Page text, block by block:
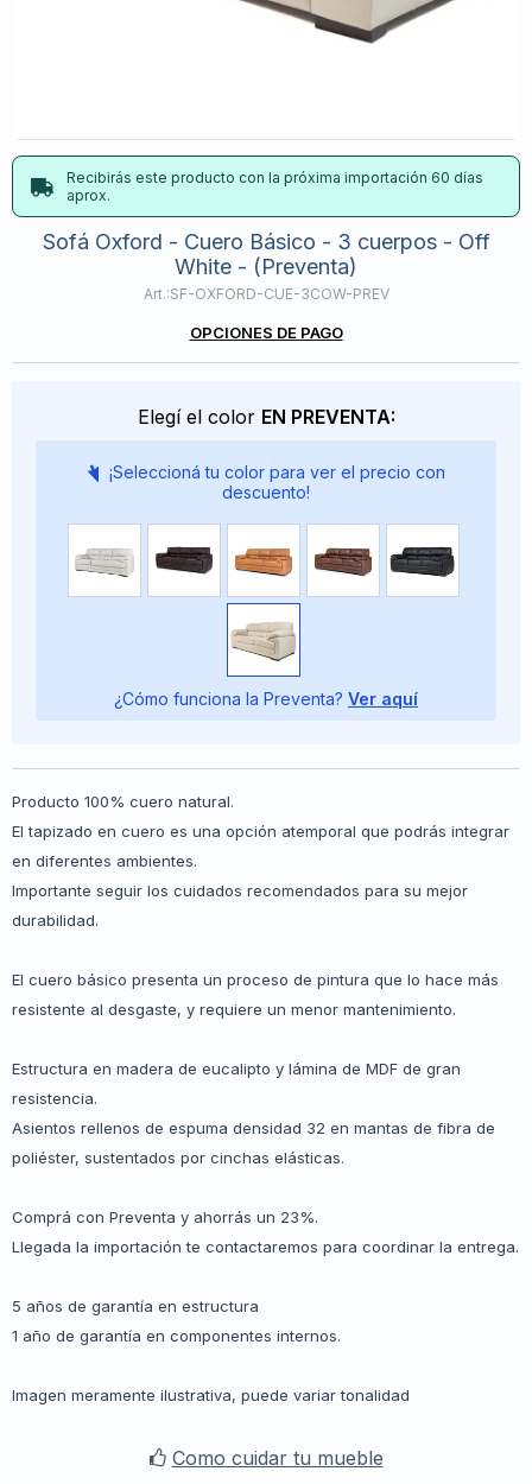
Recibirás este producto con la próxima importación 60 días
aprox.
Sofá Oxford - Cuero Básico - 3 cuerpos - Off
White - (Preventa)
SF-OXFORD-CUE-3COW-PREV
OPCIONES DE PAGO
Elegí el color EN PREVENTA:
¡Seleccioná tu color para ver el precio con
descuento!
¿Cómo funciona la Preventa? Ver aquí
Producto 100% cuero natural.
El tapizado en cuero es una opción atemporal que podrás integrar
en diferentes ambientes.
Importante seguir los cuidados recomendados para su mejor
durabilidad.
El cuero básico presenta un proceso de pintura que lo hace más
resistente al desgaste, y requiere un menor mantenimiento.
Estructura en madera de eucalipto y lámina de MDF de gran
resistencia.
Asientos rellenos de espuma densidad 32 en mantas de fibra de
poliéster, sustentados por cinchas elásticas.
Comprá con Preventa y ahorrás un 23%.
Llegada la importación te contactaremos para coordinar la entrega.
5 años de garantía en estructura
1 año de garantía en componentes internos.
Imagen meramente ilustrativa, puede variar tonalidad
Como cuidar tu mueble